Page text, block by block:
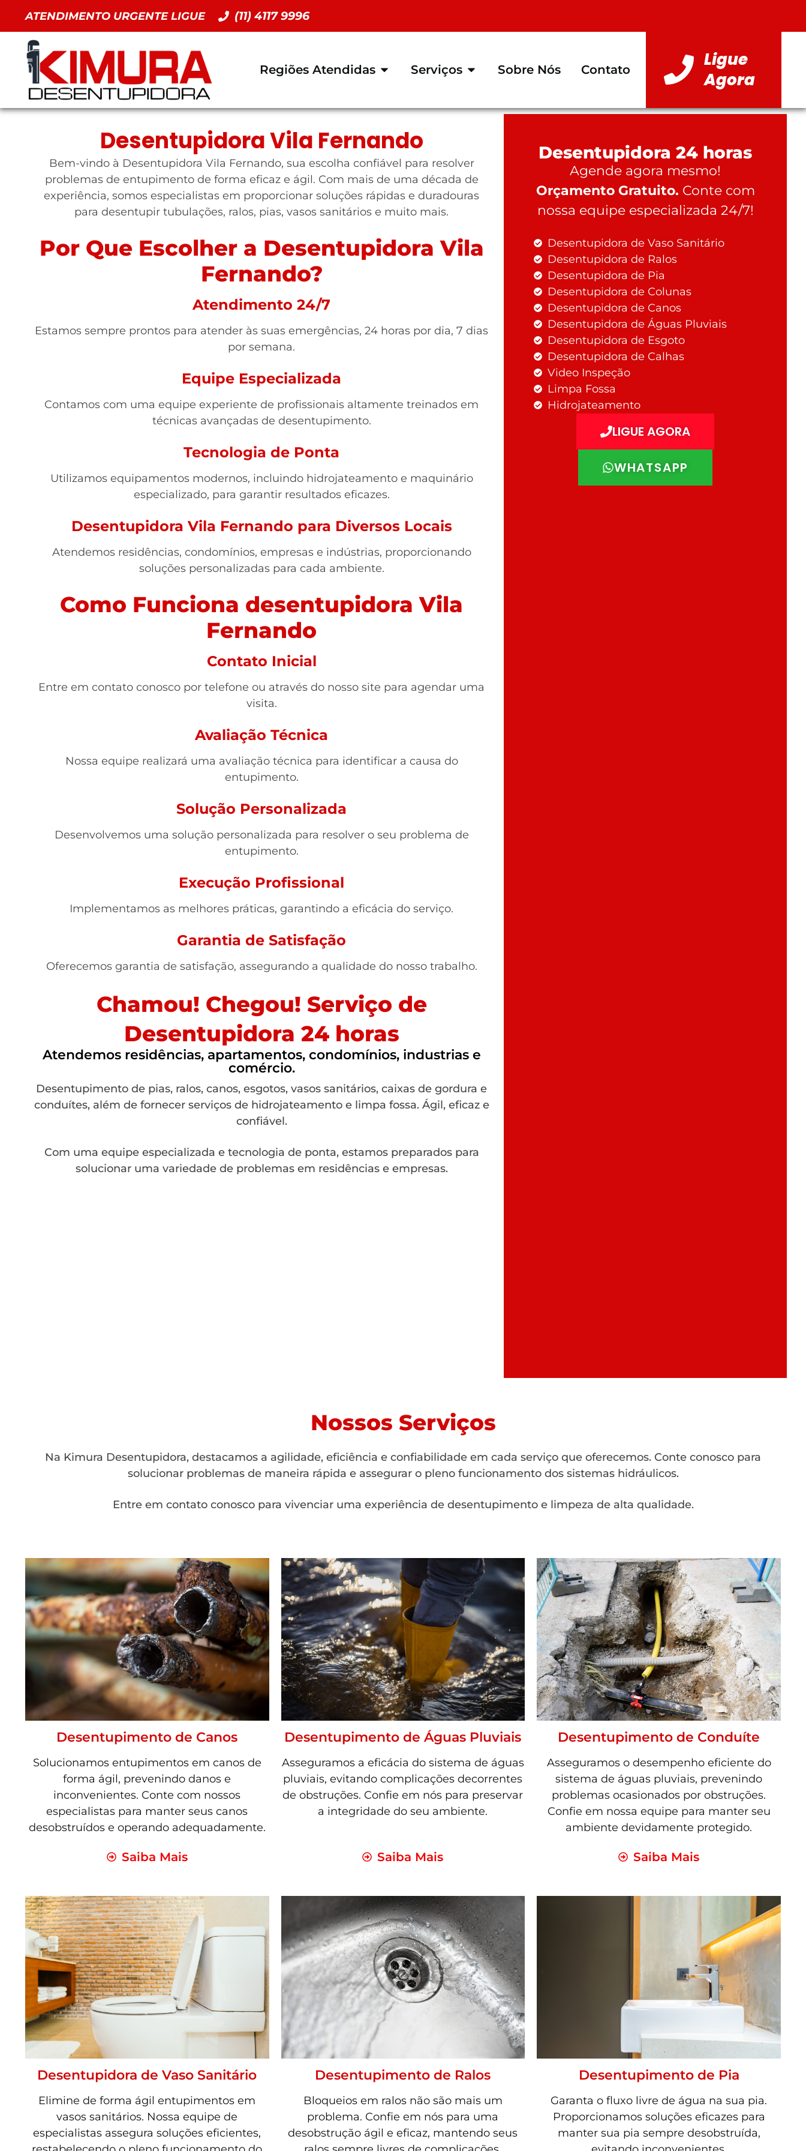
ATENDIMENTO URGENTE LIGUE (11) 4117 9996
Regiões Atendidas Serviços Sobre Nós Contato
Ligue
Agora
Desentupidora Vila Fernando
Bem-vindo à Desentupidora Vila Fernando, sua escolha confiável para resolver
problemas de entupimento de forma eficaz e ágil. Com mais de uma década de
experiência, somos especialistas em proporcionar soluções rápidas e duradouras
para desentupir tubulações, ralos, pias, vasos sanitários e muito mais.
Por Que Escolher a Desentupidora Vila
Fernando?
Atendimento 24/7
Estamos sempre prontos para atender às suas emergências, 24 horas por dia, 7 dias
por semana.
Equipe Especializada
Contamos com uma equipe experiente de profissionais altamente treinados em
técnicas avançadas de desentupimento.
Tecnologia de Ponta
Utilizamos equipamentos modernos, incluindo hidrojateamento e maquinário
especializado, para garantir resultados eficazes.
Desentupidora Vila Fernando para Diversos Locais
Atendemos residências, condomínios, empresas e indústrias, proporcionando
soluções personalizadas para cada ambiente.
Como Funciona desentupidora Vila
Fernando
Contato Inicial
Entre em contato conosco por telefone ou através do nosso site para agendar uma
visita.
Avaliação Técnica
Nossa equipe realizará uma avaliação técnica para identificar a causa do
entupimento.
Solução Personalizada
Desenvolvemos uma solução personalizada para resolver o seu problema de
entupimento.
Execução Profissional
Implementamos as melhores práticas, garantindo a eficácia do serviço.
Garantia de Satisfação
Oferecemos garantia de satisfação, assegurando a qualidade do nosso trabalho.
Chamou! Chegou! Serviço de
Desentupidora 24 horas
Atendemos residências, apartamentos, condomínios, industrias e
comércio.
Desentupimento de pias, ralos, canos, esgotos, vasos sanitários, caixas de gordura e
conduítes, além de fornecer serviços de hidrojateamento e limpa fossa. Ágil, eficaz e
confiável.
Com uma equipe especializada e tecnologia de ponta, estamos preparados para
solucionar uma variedade de problemas em residências e empresas.
Desentupidora 24 horas
Agende agora mesmo!
Orçamento Gratuito. Conte com
nossa equipe especializada 24/7!
Desentupidora de Vaso Sanitário
Desentupidora de Ralos
Desentupidora de Pia
Desentupidora de Colunas
Desentupidora de Canos
Desentupidora de Águas Pluviais
Desentupidora de Esgoto
Desentupidora de Calhas
Video Inspeção
Limpa Fossa
Hidrojateamento
LIGUE AGORA
WHATSAPP
Nossos Serviços
Na Kimura Desentupidora, destacamos a agilidade, eficiência e confiabilidade em cada serviço que oferecemos. Conte conosco para
solucionar problemas de maneira rápida e assegurar o pleno funcionamento dos sistemas hidráulicos.
Entre em contato conosco para vivenciar uma experiência de desentupimento e limpeza de alta qualidade.
Desentupimento de Canos
Solucionamos entupimentos em canos de
forma ágil, prevenindo danos e
inconvenientes. Conte com nossos
especialistas para manter seus canos
desobstruídos e operando adequadamente.
Saiba Mais
Desentupimento de Águas Pluviais
Asseguramos a eficácia do sistema de águas
pluviais, evitando complicações decorrentes
de obstruções. Confie em nós para preservar
a integridade do seu ambiente.
Saiba Mais
Desentupimento de Conduíte
Asseguramos o desempenho eficiente do
sistema de águas pluviais, prevenindo
problemas ocasionados por obstruções.
Confie em nossa equipe para manter seu
ambiente devidamente protegido.
Saiba Mais
Desentupidora de Vaso Sanitário
Elimine de forma ágil entupimentos em
vasos sanitários. Nossa equipe de
especialistas assegura soluções eficientes,
Desentupimento de Ralos
Bloqueios em ralos não são mais um
problema. Confie em nós para uma
desobstrução ágil e eficaz, mantendo seus
Desentupimento de Pia
Garanta o fluxo livre de água na sua pia.
Proporcionamos soluções eficazes para
manter sua pia sempre desobstruída,